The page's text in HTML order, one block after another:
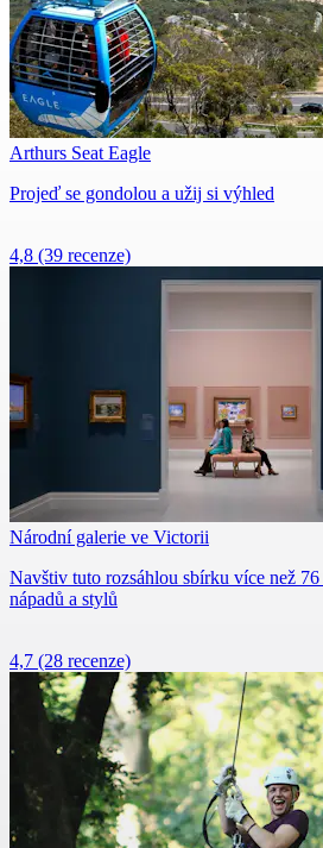
Arthurs Seat Eagle
Projeď se gondolou a užij si výhled
4,8 (39 recenze)
Národní galerie ve Victorii
Navštiv tuto rozsáhlou sbírku více než
nápadů a stylů
4,7 (28 recenze)